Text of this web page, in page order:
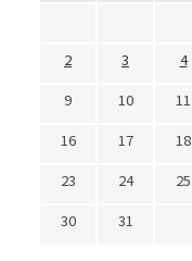
2
3 4
9
10 11
16
17 18
23
24 25
30
31